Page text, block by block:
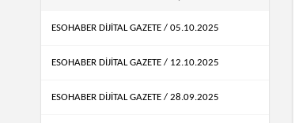
ESOHABER DİJİTAL GAZETE / 05.10.2025
ESOHABER DİJİTAL GAZETE / 12.10.2025
ESOHABER DİJİTAL GAZETE / 28.09.2025